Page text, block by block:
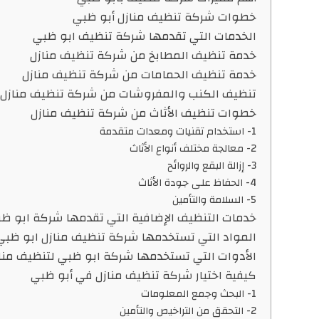
خطوات شركة تنظيف منازل أبو ظبي
الخدمات التي تقدمها شركة تنظيف ابو ظبي
خدمة تنظيف المطابخ من شركة تنظيف منازل
خدمة تنظيف الحمامات من شركة تنظيف منازل
تنظيف الكنب والمفروشات من شركة تنظيف منازل
خطوات تنظيف الأثاث من شركة تنظيف منازل
1- استخدام تقنيات ومعدات متقدمة
2- معالجة مختلف أنواع الأثاث
3- إزالة البقع والروائح
4- الحفاظ على جودة الأثاث
5- السلامة والتأمين
خدمات التنظيف الإضافية التي تقدمها شركة ابو
المواد التي تستخدمها شركة تنظيف منازل ابو
الأدوات التي تستخدمها شركة ابو ظبي لتنظيف
كيفية اختيار شركة تنظيف منازل في أبو ظبي
1- البحث وجمع المعلومات
2- التحقق من التراخيص والتأمين